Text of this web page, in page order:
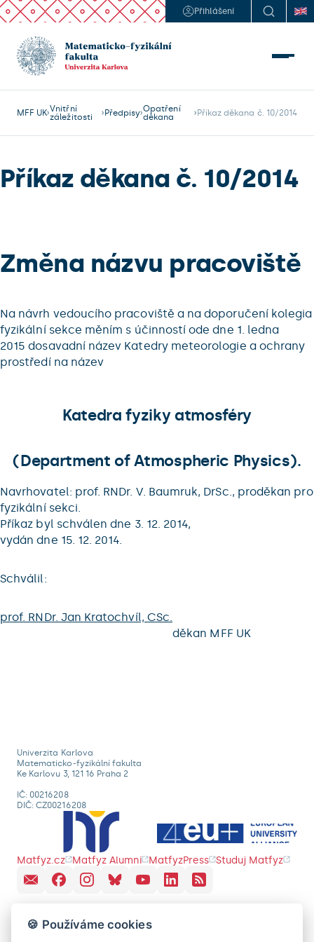
Přihlášení
MFF UK Vnitřní
záležitosti
Předpisy Opatření
děkana
Příkaz děkana č. 10/2014
Příkaz děkana č. 10/2014
Změna názvu pracoviště
Na návrh vedoucího pracoviště a na doporučení kolegia
fyzikální sekce měním s účinností ode dne 1. ledna
2015 dosavadní název Katedry meteorologie a ochrany
prostředí na název
Katedra fyziky atmosféry
(Department of Atmospheric Physics).
Navrhovatel: prof. RNDr. V. Baumruk, DrSc., proděkan pro
fyzikální sekci.
Příkaz byl schválen dne 3. 12. 2014,
vydán dne 15. 12. 2014.
Schválil:
prof. RNDr. Jan Kratochvíl, CSc.
děkan MFF UK
Univerzita Karlova
Matematicko-fyzikální fakulta
Ke Karlovu 3, 121 16 Praha 2
IČ: 00216208
DIČ: CZ00216208
Matfyz.cz Matfyz Alumni MatfyzPress Studuj Matfyz
🍪 Používáme cookies